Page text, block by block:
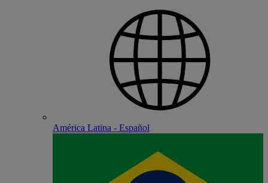
América Latina - Español